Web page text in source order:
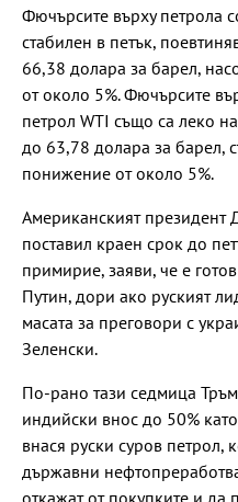
Фючърсите върху петрола
стабилен в петък,
66,38 долара за барел,
от около 5%. Фючърсите
петрол WTI също са леко
до 63,78 долара за барел,
понижение от около 5%.
Американският
поставил краен срок до
примирие, заяви, че е
Путин, дори ако руският
масата за преговори с
Зеленски.
По-рано тази седмица
индийски внос до 50%
внася руски суров петрол,
държавни
откажат от покупките и да